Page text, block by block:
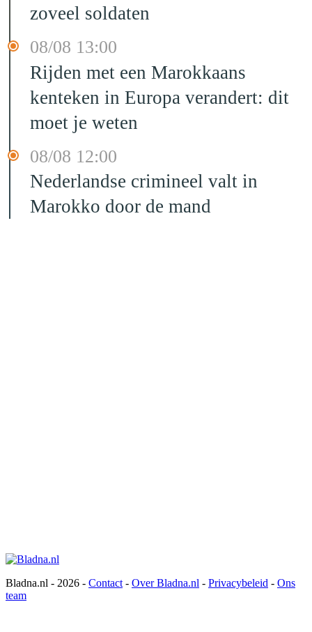
zoveel soldaten
08/08 13:00
Rijden met een Marokkaans
kenteken in Europa verandert: dit
moet je weten
08/08 12:00
Nederlandse crimineel valt in
Marokko door de mand
Bladna.nl - 2026 - Contact - Over Bladna.nl - Privacybeleid - Ons
team